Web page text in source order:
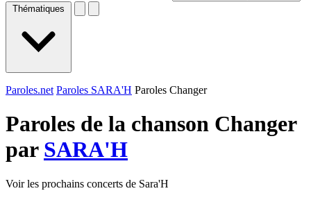
Thématiques
Paroles.net Paroles SARA'H Paroles Changer
Paroles de la chanson Changer
par SARA'H
Voir les prochains concerts de Sara'H